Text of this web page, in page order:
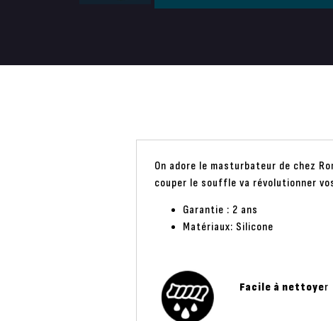
On adore le masturbateur de chez
couper le souffle va révolutionner
Garantie : 2 ans
Matériaux: Silicone
Facile à nettoyer